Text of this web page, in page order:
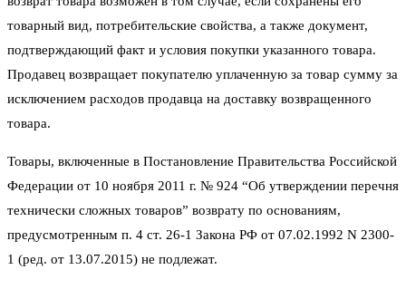
товарный вид, потребительские свойства, а также документ,
подтверждающий факт и условия покупки указанного товара.
Продавец возвращает покупателю уплаченную за товар сумму за
исключением расходов продавца на доставку возвращенного
товара.
Товары, включенные в Постановление Правительства Российской
Федерации от 10 ноября 2011 г. № 924 “Об утверждении перечня
технически сложных товаров” возврату по основаниям,
предусмотренным п. 4 ст. 26-1 Закона РФ от 07.02.1992 N 2300-
1 (ред. от 13.07.2015) не подлежат.